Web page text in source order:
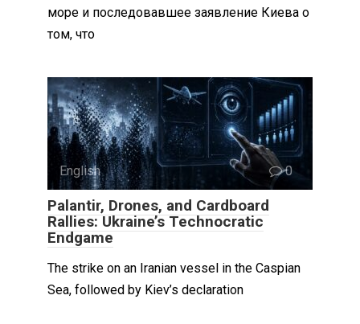
море и последовавшее заявление Киева о
том, что
English 0
Palantir, Drones, and Cardboard
Rallies: Ukraine’s Technocratic
Endgame
The strike on an Iranian vessel in the Caspian
Sea, followed by Kiev’s declaration